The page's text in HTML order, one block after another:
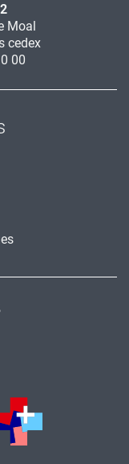
Moal
cedex
00